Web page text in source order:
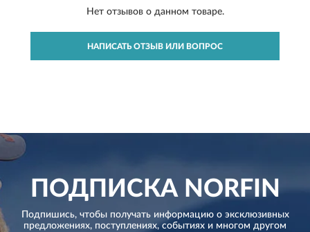
Нет отзывов о данном товаре.
НАПИСАТЬ ОТЗЫВ ИЛИ ВОПРОС
ПОДПИСКАNORFIN
Подпишись, чтобы получать информацию о эксклюзивных
предложениях, поступлениях, событиях и многом другом